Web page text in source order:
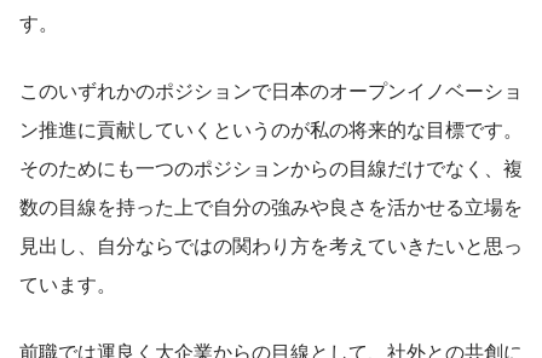
す。
このいずれかのポジションで日本のオープンイノベーショ
ン推進に貢献していくというのが私の将来的な目標です。
そのためにも一つのポジションからの目線だけでなく、複
数の目線を持った上で自分の強みや良さを活かせる立場を
見出し、自分ならではの関わり方を考えていきたいと思っ
ています。
前職では運良く大企業からの目線として、社外との共創に